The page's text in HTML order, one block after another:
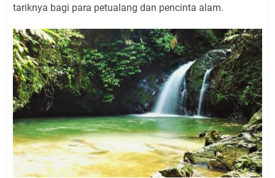
tariknya bagi para petualang dan pencinta alam.